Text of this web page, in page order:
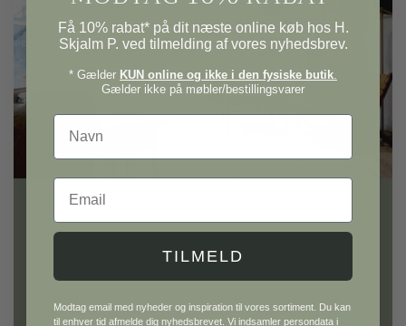
H. Skjalm P.
interiør til hele hjemmet.
Få 10% rabat* på dit næste online køb hos H.
Skjalm P. ved tilmelding af vores nyhedsbrev.
* Gælder KUN online og ikke i den fysiske butik
Gælder ikke på møbler/bestillingsvarer
Navn
Email
TILMELD
Modtag email med nyheder og inspiration til vores sortiment. Du kan
til enhver tid afmelde dig nyhedsbrevet. Vi indsamler persondata i